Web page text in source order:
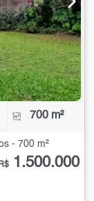
700 m²
- 700 m²
R$ 1.500.000